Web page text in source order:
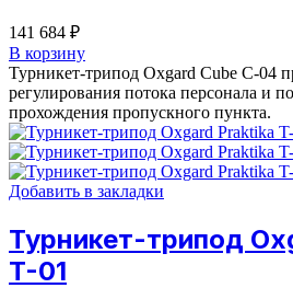
141 684 ₽
В корзину
Турникет-трипод Oxgard Cube C-04
регулирования потока персонала и
прохождения пропускного пункта.
Добавить в закладки
Турникет-трипод
T-01